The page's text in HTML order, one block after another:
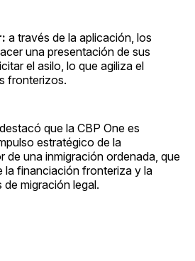
a través de la aplicación, los
una presentación de sus
el asilo, lo que agiliza el
fronterizos.
que la CBP One es
estratégico de la
de una inmigración ordenada, que
la financiación fronteriza y la
migración legal.